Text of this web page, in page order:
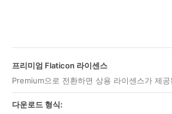
프리미엄 Flaticon 라이센스
Premium으로 전환하면 상용 라이센스가 제공
다운로드 형식: